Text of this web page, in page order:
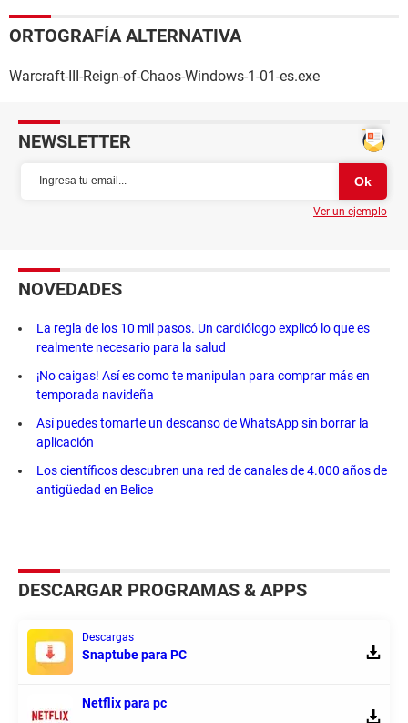
ORTOGRAFÍA ALTERNATIVA
Warcraft-III-Reign-of-Chaos-Windows-1-01-es.exe
NEWSLETTER
Ver un ejemplo
NOVEDADES
La regla de los 10 mil pasos. Un cardiólogo explicó lo que es
realmente necesario para la salud
¡No caigas! Así es como te manipulan para comprar más en
temporada navideña
Así puedes tomarte un descanso de WhatsApp sin borrar la
aplicación
Los científicos descubren una red de canales de 4.000 años de
antigüedad en Belice
DESCARGAR PROGRAMAS & APPS
Descargas
Snaptube para PC
Netflix para pc